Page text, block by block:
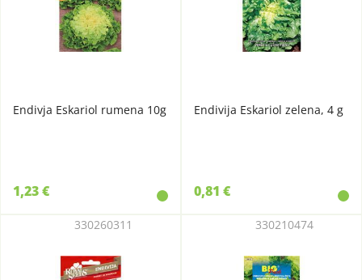
Endivja Eskariol rumena 10g
1,23 €
Endivija Eskariol zelena, 4 g
0,81 €
330260311 330210474